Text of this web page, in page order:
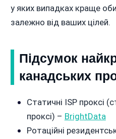
у яких випадках краще
залежно від ваших цілей.
Підсумок
канадських
Статичні ISP проксі
проксі) – BrightData
Ротаційні